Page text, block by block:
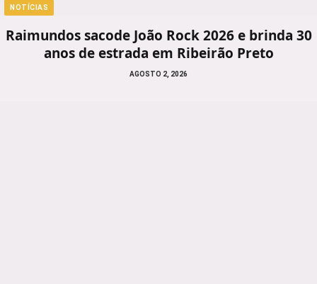
NOTÍCIAS
Raimundos sacode João Rock 2026 e brinda 30
anos de estrada em Ribeirão Preto
AGOSTO 2, 2026